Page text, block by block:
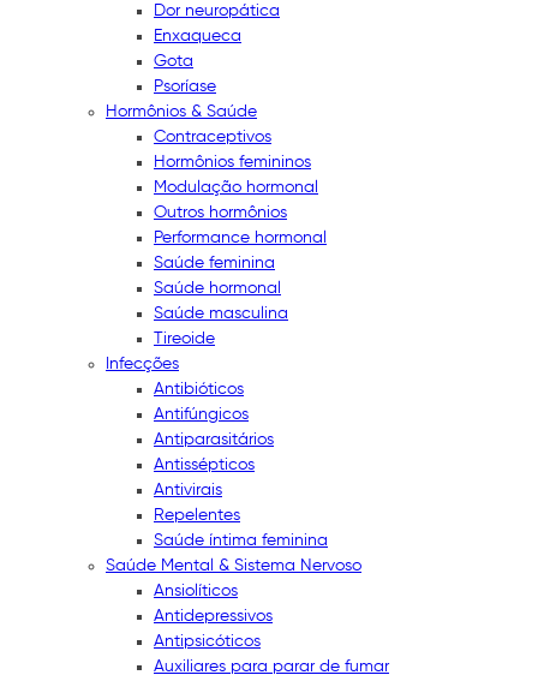
Dor neuropática
Enxaqueca
Gota
Psoríase
Hormônios & Saúde
Contraceptivos
Hormônios femininos
Modulação hormonal
Outros hormônios
Performance hormonal
Saúde feminina
Saúde hormonal
Saúde masculina
Tireoide
Infecções
Antibióticos
Antifúngicos
Antiparasitários
Antissépticos
Antivirais
Repelentes
Saúde íntima feminina
Saúde Mental & Sistema Nervoso
Ansiolíticos
Antidepressivos
Antipsicóticos
Auxiliares para parar de fumar